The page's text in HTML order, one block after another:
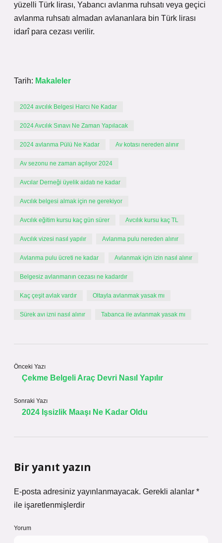
yüzelli Türk lirası, Yabancı avlanma ruhsatı veya geçici
avlanma ruhsatı almadan avlananlara bin Türk lirası
idarî para cezası verilir.
Tarih: Makaleler
2024 avcılık Belgesi Harcı Ne Kadar
2024 Avcılık Sınavı Ne Zaman Yapılacak
2024 avlanma Pülü Ne Kadar Av kotası nereden alınır
Av sezonu ne zaman açılıyor 2024
Avcılar Derneği üyelik aidatı ne kadar
Avcılık belgesi almak için ne gerekiyor
Avcılık eğitim kursu kaç gün sürer Avcılık kursu kaç TL
Avcılık vizesi nasıl yapılır Avlanma pulu nereden alınır
Avlanma pulu ücreti ne kadar Avlanmak için izin nasıl alınır
Belgesiz avlanmanın cezası ne kadardır
Kaç çeşit avlak vardır Oltayla avlanmak yasak mı
Sürek avı izni nasıl alınır Tabanca ile avlanmak yasak mı
Önceki Yazı
Çekme Belgeli Araç Devri Nasıl Yapılır
Sonraki Yazı
2024 Işsizlik Maaşı Ne Kadar Oldu
Bir yanıt yazın
E-posta adresiniz yayınlanmayacak. Gerekli alanlar *
ile işaretlenmişlerdir
Yorum